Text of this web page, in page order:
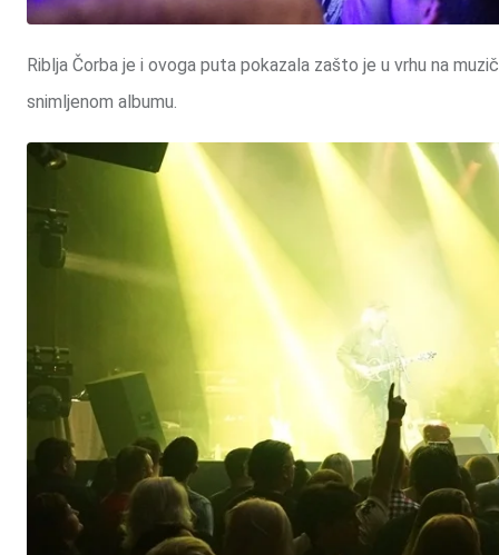
Riblja Čorba je i ovoga puta pokazala zašto je u vrhu na
snimljenom albumu.